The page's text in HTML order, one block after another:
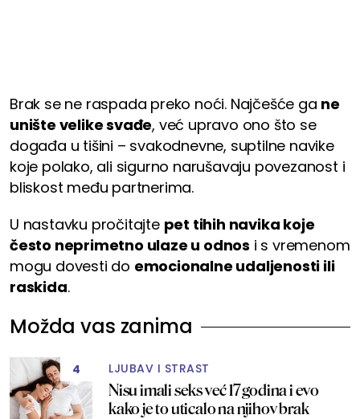
Brak se ne raspada preko noći. Najčešće ga ne
unište velike svađe, već upravo ono što se
događa u tišini – svakodnevne, suptilne navike
koje polako, ali sigurno narušavaju povezanost i
bliskost među partnerima.
U nastavku pročitajte pet tihih navika koje
često neprimetno ulaze u odnos i s vremenom
mogu dovesti do emocionalne udaljenosti ili
raskida.
Možda vas zanima
4 LJUBAV I STRAST
Nisu imali seks već 17 godina i evo
kako je to uticalo na njihov brak